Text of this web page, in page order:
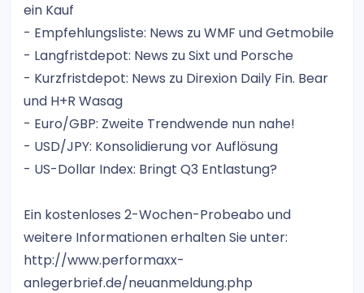
ein Kauf
- Empfehlungsliste: News zu WMF und Getmobile
- Langfristdepot: News zu Sixt und Porsche
- Kurzfristdepot: News zu Direxion Daily Fin. Bear
und H+R Wasag
- Euro/GBP: Zweite Trendwende nun nahe!
- USD/JPY: Konsolidierung vor Auflösung
- US-Dollar Index: Bringt Q3 Entlastung?
Ein kostenloses 2-Wochen-Probeabo und
weitere Informationen erhalten Sie unter:
http://www.performaxx-
anlegerbrief.de/neuanmeldung.php